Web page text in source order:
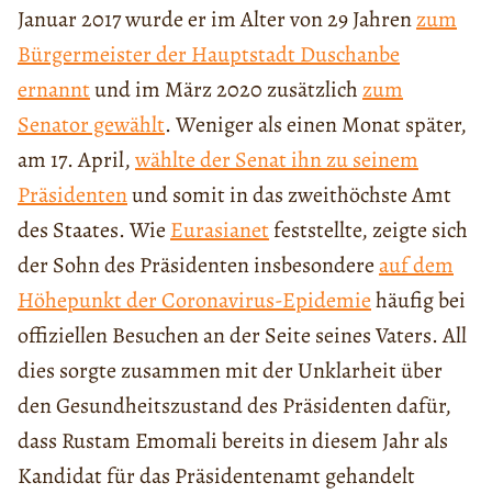
Januar 2017 wurde er im Alter von 29 Jahrenzum
Bürgermeister der Hauptstadt Duschanbe
ernanntund im März 2020 zusätzlichzum
Senator gewählt. Weniger als einen Monat später,
am 17. April,wählte der Senat ihn zu seinem
Präsidentenund somit in das zweithöchste Amt
des Staates. Wie Eurasianetfeststellte, zeigte sich
der Sohn des Präsidenten insbesondereauf dem
Höhepunkt der Coronavirus-Epidemiehäufig bei
offiziellen Besuchen an der Seite seines Vaters. All
dies sorgte zusammen mit der Unklarheit über
den Gesundheitszustand des Präsidenten dafür,
dass Rustam Emomali bereits in diesem Jahr als
Kandidat für das Präsidentenamt gehandelt